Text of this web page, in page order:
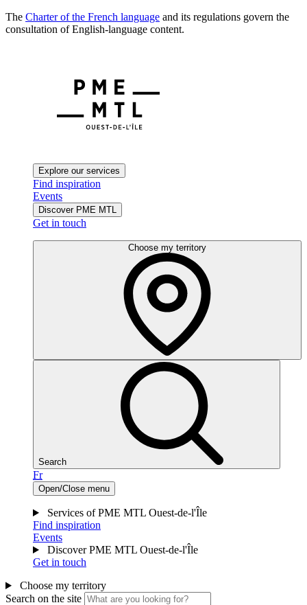
The Charter of the French language and its regulations govern the
consultation of English-language content.
Explore our services
Find inspiration
Events
Discover PME MTL
Get in touch
Choose my territory
Search
Fr
Open/Close menu
Services of PME MTL Ouest-de-l'Île
Find inspiration
Events
Discover PME MTL Ouest-de-l'Île
Get in touch
Choose my territory
Search on the site